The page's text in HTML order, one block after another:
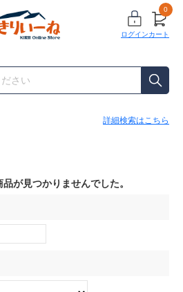
ログイン
0
カート
詳細検索はこちら
が見つかりませんでした。